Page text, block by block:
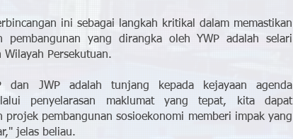
ini sebagai langkah kritikal dalam memastikan
pembangunan yang dirangka oleh YWP adalah selari
Persekutuan.
dan JWP adalah tunjang kepada kejayaan agenda
penyelarasan maklumat yang tepat, kita dapat
projek pembangunan sosioekonomi memberi impak yang
jelas beliau.